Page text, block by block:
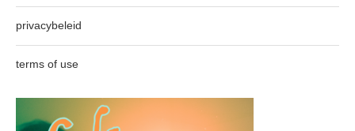
privacybeleid
terms of use